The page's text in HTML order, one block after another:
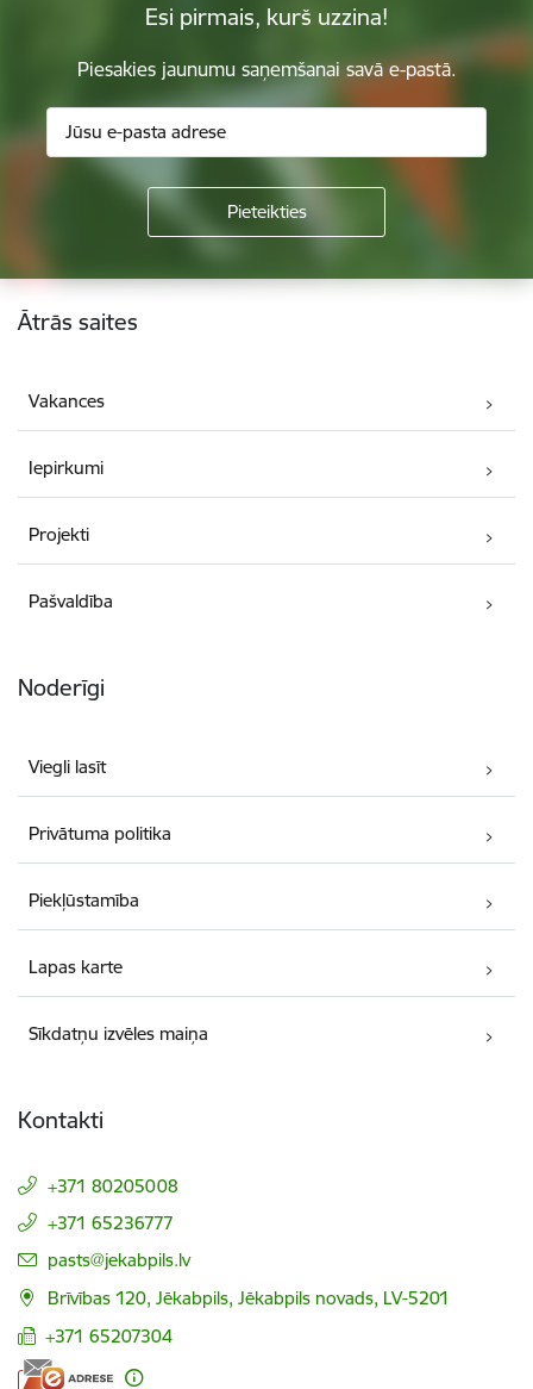
Esi pirmais, kurš uzzina!
Piesakies jaunumu saņemšanai savā e-pastā.
Kājene
Ātrās saites
Vakances
Iepirkumi
Projekti
Pašvaldība
Noderīgi
Viegli lasīt
Privātuma politika
Piekļūstamība
Lapas karte
Sīkdatņu izvēles maiņa
Kontakti
+371 80205008
+371 65236777
E-pasts:
pasts@jekabpils.lv
Brīvības 120, Jēkabpils, Jēkabpils novads, LV-5201
+371 65207304